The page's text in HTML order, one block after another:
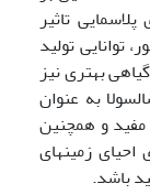
تاثیر
توانایی تولید
بهتری نیز
این نظر، سالسولا به عنوان
مفید و همچنین
زمین­های
باشد.